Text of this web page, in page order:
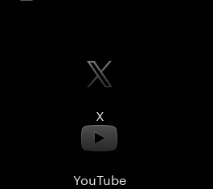
X
YouTube